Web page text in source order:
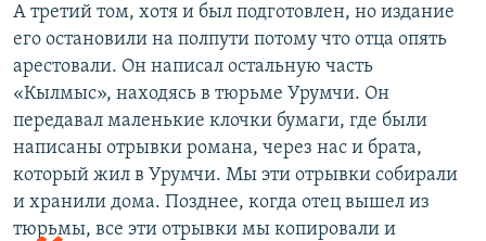
А третий том, хотя и был подготовлен, но издание
его остановили на полпути потому что отца опять
арестовали. Он написал остальную часть
«Кылмыс», находясь в тюрьме Урумчи. Он
передавал маленькие клочки бумаги, где были
написаны отрывки романа, через нас и брата,
который жил в Урумчи. Мы эти отрывки собирали
и хранили дома. Позднее, когда отец вышел из
тюрьмы, все эти отрывки мы копировали и